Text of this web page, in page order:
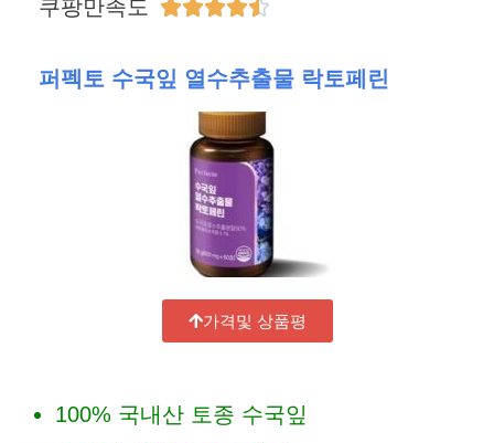
쿠팡만족도 
퍼펙토 수국잎 열수추출물 락토페린
가격및 상품평
100% 국내산 토종 수국잎